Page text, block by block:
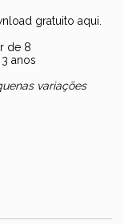
gratuito aqui
de 8
anos
variações